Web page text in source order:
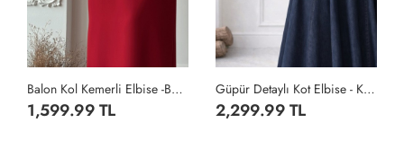
Balon Kol Kemerli Elbise -Bordo
1,599.99 TL
Güpür Detaylı Kot Elbise - Koyu Lacivert
2,299.99 TL